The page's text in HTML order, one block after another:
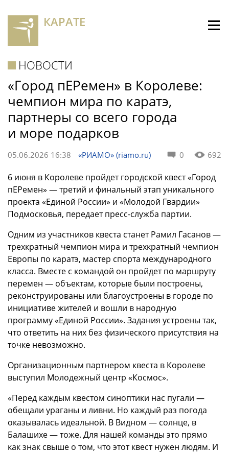
КАРАТЕ
НОВОСТИ
«Город пЕРемен» в Королеве:
чемпион мира по каратэ,
партнеры со всего города
и море подарков
0 692
05.06.2026 16:38 «РИАМО» (riamo.ru)
6 июня в Королеве пройдет городской квест «Город
пЕРемен» — третий и финальный этап уникального
проекта «Единой России» и «Молодой Гвардии»
Подмосковья, передает пресс-служба партии.
Одним из участников квеста станет Рамил Гасанов —
трехкратный чемпион мира и трехкратный чемпион
Европы по каратэ, мастер спорта международного
класса. Вместе с командой он пройдет по маршруту
перемен — объектам, которые были построены,
реконструированы или благоустроены в городе по
инициативе жителей и вошли в народную
программу «Единой России». Задания устроены так,
что ответить на них без физического присутствия на
точке невозможно.
Организационным партнером квеста в Королеве
выступил Молодежный центр «Космос».
«Перед каждым квестом синоптики нас пугали —
обещали ураганы и ливни. Но каждый раз погода
оказывалась идеальной. В Видном — солнце, в
Балашихе — тоже. Для нашей команды это прямо
как знак свыше о том, что этот квест нужен людям. И